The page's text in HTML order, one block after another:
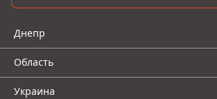
Днепр
Область
Украина